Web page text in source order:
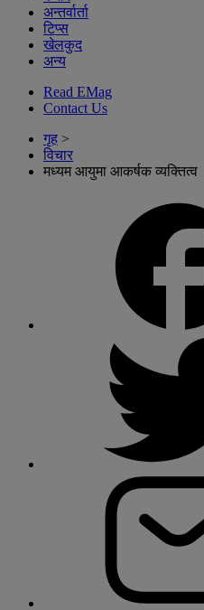
अन्तर्वार्ता
टिप्स
खेलकुद
अन्य
Read EMag
Contact Us
गृह >
विचार
मध्यम आयुमा आकर्षक व्यक्तित्व